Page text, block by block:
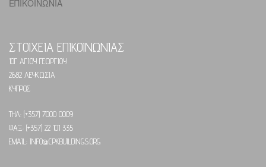
ΕΠΙΚΟΙΝΩΝΙΑ
ΣΤΟΙΧΕΙΑ ΕΠΙΚΟΙΝΩΝΙΑΣ
10Γ ΑΓΙΟΥ ΓΕΩΡΓΙΟΥ
2682 ΛΕΥΚΩΣΙΑ
ΚΥΠΡΟΣ
ΤΗΛ: (+357) 7000 0009
ΦΑΞ: (+357) 22 101 335
EMAIL: INFO@CPKBUILDINGS.ORG